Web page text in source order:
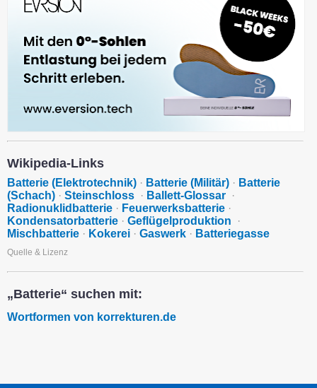
Wikipedia-Links
Batterie (Elektrotechnik) · Batterie (Militär) · Batterie
(Schach) · Steinschloss · Ballett-Glossar ·
Radionuklidbatterie · Feuerwerksbatterie ·
Kondensatorbatterie · Geflügelproduktion
·
Mischbatterie · Kokerei · Gaswerk · Batteriegasse
Quelle & Lizenz
„Batterie“ suchen mit:
Wortformen von korrekturen.de